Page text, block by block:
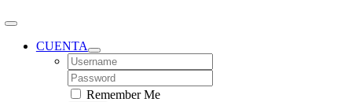
CUENTA
Username:
Password:
Remember Me